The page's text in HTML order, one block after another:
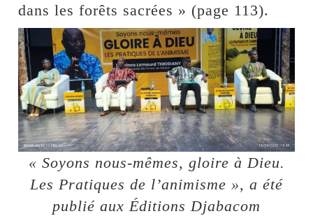
dans les forêts sacrées » (page 113).
« Soyons nous-mêmes, gloire à Dieu.
Les Pratiques de l’animisme », a été
publié aux Éditions Djabacom